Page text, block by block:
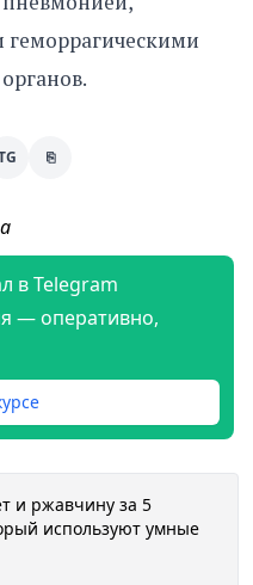
⎘
в Telegram
— оперативно,
и ржавчину за 5
используют умные